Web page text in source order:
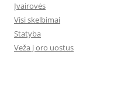
Įvairovės
Visi skelbimai
Statyba
Veža į oro uostus